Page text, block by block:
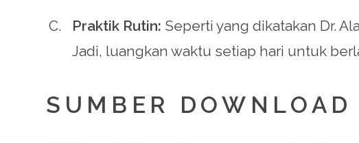
Praktik Rutin: Seperti yang dikatakan Dr.
Jadi, luangkan waktu setiap hari untuk
SUMBER